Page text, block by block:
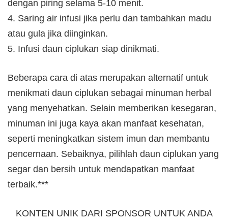
dengan piring selama 5-10 menit.
4. Saring air infusi jika perlu dan tambahkan madu
atau gula jika diinginkan.
5. Infusi daun ciplukan siap dinikmati.
Beberapa cara di atas merupakan alternatif untuk
menikmati daun ciplukan sebagai minuman herbal
yang menyehatkan. Selain memberikan kesegaran,
minuman ini juga kaya akan manfaat kesehatan,
seperti meningkatkan sistem imun dan membantu
pencernaan. Sebaiknya, pilihlah daun ciplukan yang
segar dan bersih untuk mendapatkan manfaat
terbaik.***
KONTEN UNIK DARI SPONSOR UNTUK ANDA